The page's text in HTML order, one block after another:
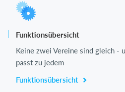
Funktionsübersicht
Keine zwei Vereine sind gleich -
passt zu jedem
Funktionsübersicht